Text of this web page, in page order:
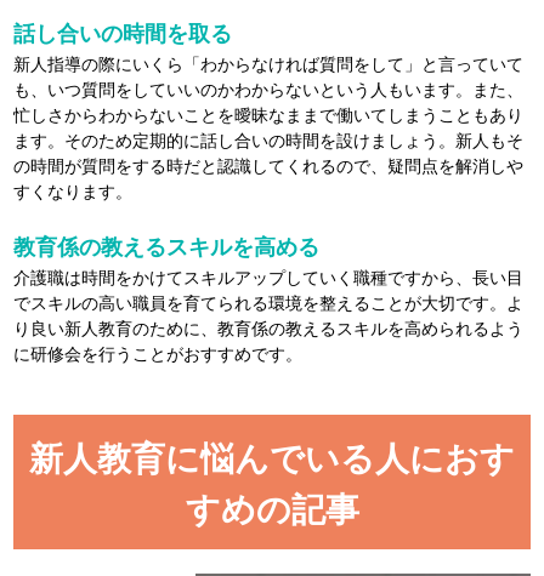
話し合いの時間を取る
新人指導の際にいくら「わからなければ質問をして」と言っていて
も、いつ質問をしていいのかわからないという人もいます。また、
忙しさからわからないことを曖昧なままで働いてしまうこともあり
ます。そのため定期的に話し合いの時間を設けましょう。新人もそ
の時間が質問をする時だと認識してくれるので、疑問点を解消しや
すくなります。
教育係の教えるスキルを高める
介護職は時間をかけてスキルアップしていく職種ですから、長い目
でスキルの高い職員を育てられる環境を整えることが大切です。よ
り良い新人教育のために、教育係の教えるスキルを高められるよう
に研修会を行うことがおすすめです。
新人教育に悩んでいる人におす
すめの記事